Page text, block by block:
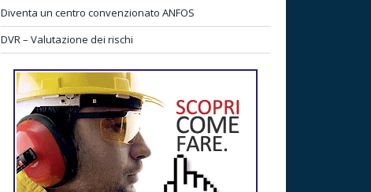
Diventa un centro convenzionato ANFOS
DVR – Valutazione dei rischi